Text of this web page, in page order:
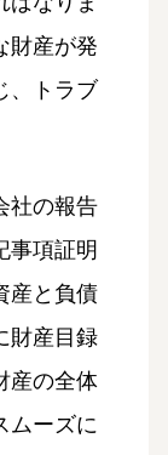
財産が発
、トラブ
社の報告
事項証明
産と負債
財産目録
産の全体
ムーズに